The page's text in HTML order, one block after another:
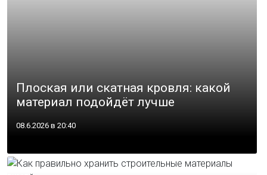
Плоская или скатная кровля: какой
материал подойдёт лучше
08.6.2026 в 20:40